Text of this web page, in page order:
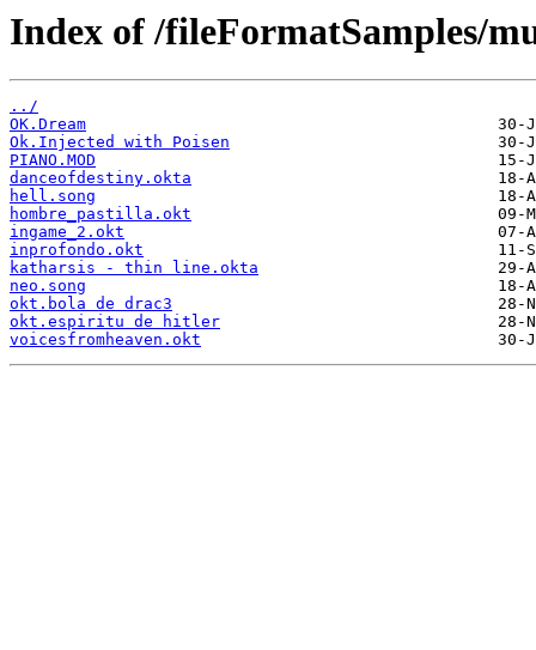
Index of /fileFormatSamples/
../
OK.Dream
Ok.Injected with Poisen
PIANO.MOD
danceofdestiny.okta
hell.song
hombre_pastilla.okt
ingame_2.okt
inprofondo.okt
katharsis - thin line.okta
neo.song
okt.bola de drac3
okt.espiritu de hitler
voicesfromheaven.okt